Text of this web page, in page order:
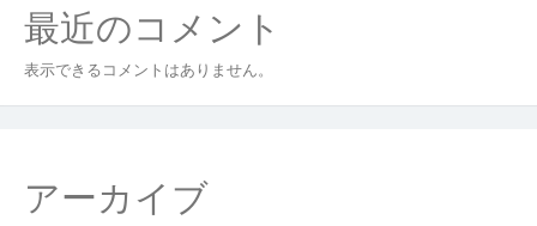
最近のコメント
表示できるコメントはありません。
アーカイブ